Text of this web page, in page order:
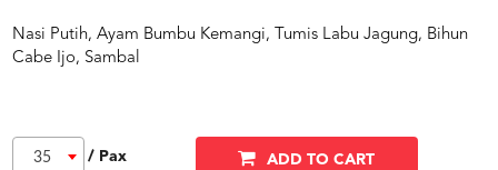
Nasi Putih, Ayam Bumbu Kemangi, Tumis Labu Jagung, Bihun
Cabe Ijo, Sambal
35 / Pax ADD TO CART